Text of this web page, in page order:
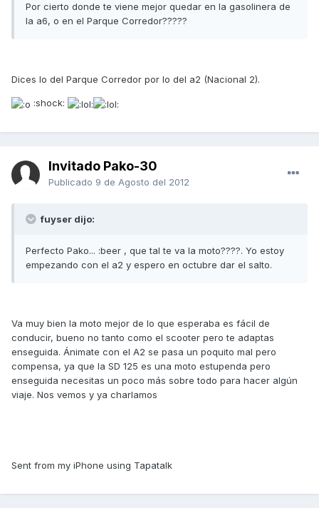
Por cierto donde te viene mejor quedar en la gasolinera de
la a6, o en el Parque Corredor?????
Dices lo del Parque Corredor por lo del a2 (Nacional 2).
:shock:
Invitado Pako-30
Publicado 9 de Agosto del 2012
fuyser dijo:
Perfecto Pako... :beer , que tal te va la moto????. Yo estoy
empezando con el a2 y espero en octubre dar el salto.
Va muy bien la moto mejor de lo que esperaba es fácil de
conducir, bueno no tanto como el scooter pero te adaptas
enseguida. Ánimate con el A2 se pasa un poquito mal pero
compensa, ya que la SD 125 es una moto estupenda pero
enseguida necesitas un poco más sobre todo para hacer algún
viaje. Nos vemos y ya charlamos
Sent from my iPhone using Tapatalk